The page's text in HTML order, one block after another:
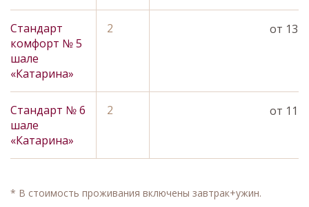
Стандарт
комфорт № 5
шале
«Катарина»
2 от
Стандарт № 6
шале
«Катарина»
2 от
* В стоимость проживания включены завтрак+ужин.